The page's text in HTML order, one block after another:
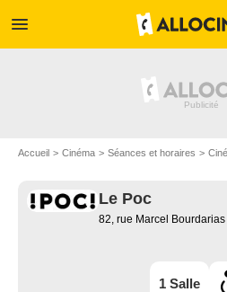
menu
Accueil Cinéma Séances et horaires
Le Poc
82, rue Marcel
1 Salle